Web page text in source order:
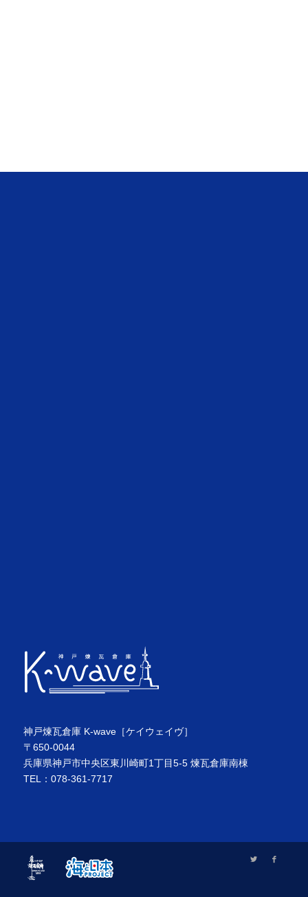
神戸煉瓦倉庫 K-wave［ケイウェイヴ］
〒650-0044
兵庫県神戸市中央区東川崎町1丁目5-5 煉瓦倉庫南棟
TEL：078-361-7717